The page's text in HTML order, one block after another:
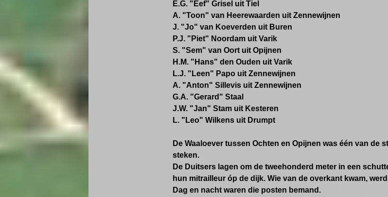
E.G. "Eef" Grisel uit Tiel
A. "Toon" van Heerewaarden uit Zennewijnen
J. "Jo" van Koeverden uit Buren
P.J. "Piet" Noordam uit Varik
S. "Sem" van Oort uit Opijnen
H.M. "Hans" den Ouden uit Varik
L.J. "Leen" Papo uit Zennewijnen
A. "Anton" Sillevis uit Zennewijnen
G.A. "Gerard" Staal
J.W. "Jan" Stam uit Kesteren
L. "Leo" Wilkens uit Drumpt
De Waaloever tussen Ochten en Opijnen was één van de
steken.
De Duitsers lagen om de tweehonderd meter in een
hun mitrailleur óp de dijk. Wie van de overkant kwam,
Dag en nacht waren die posten bemand.